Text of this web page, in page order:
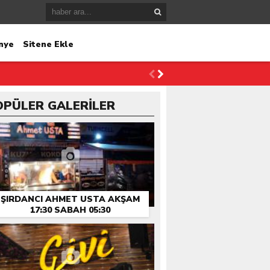
Sitene Ekle
GALERİLER
ŞIRDANCI AHMET USTA AKŞAM
17:30 SABAH 05:30
HIZMETINIZDE…